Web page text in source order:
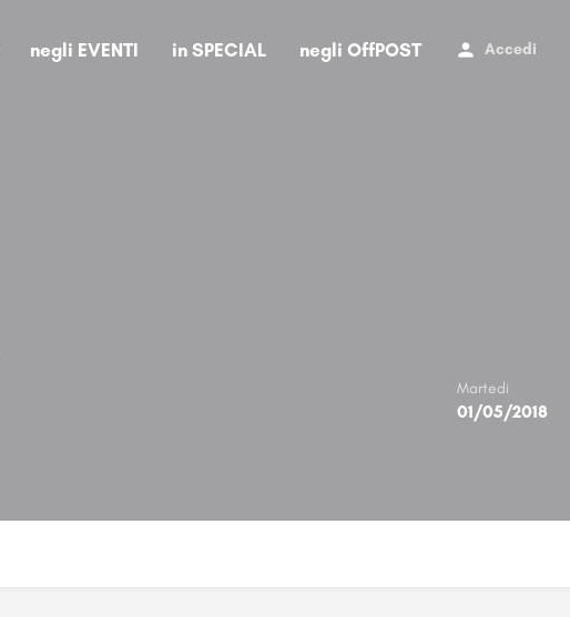
negli EVENTI in SPECIAL negli OffPOST Accedi
Martedi
01/05/2018